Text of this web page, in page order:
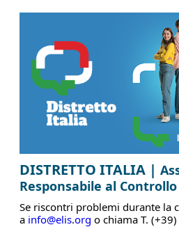
DISTRETTO ITALIA |
Responsabile al
Se riscontri problemi durante la
a info@elis.org o chiama T. (+39)